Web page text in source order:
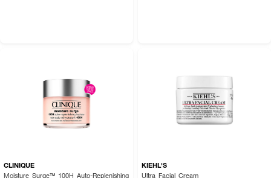
CLINIQUE
Moisture Surge™ 100H Auto-Replenishing
KIEHL'S
Ultra Facial Cream